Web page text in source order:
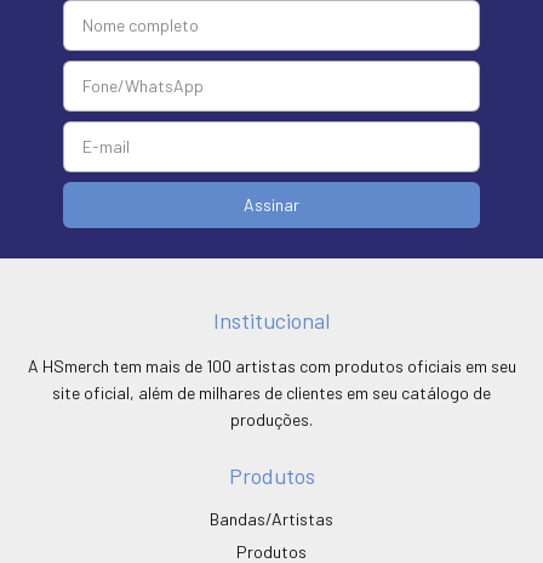
Institucional
A HSmerch tem mais de 100 artistas com produtos oficiais em seu
site oficial, além de milhares de clientes em seu catálogo de
produções.
Produtos
Bandas/Artistas
Produtos